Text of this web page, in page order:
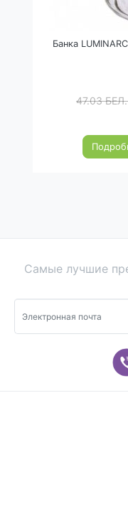
Банка
47.03
Самые лучшие